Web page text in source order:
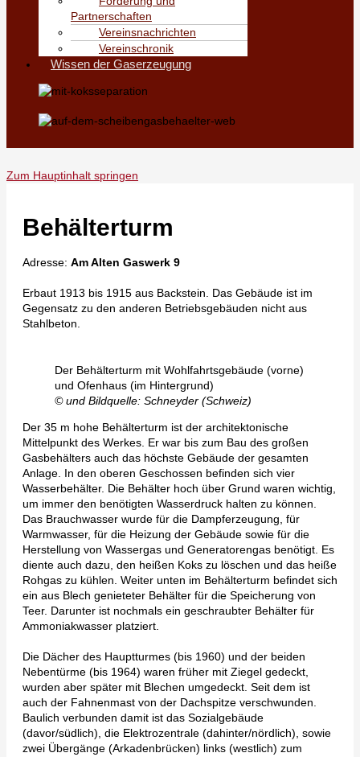
Partnerschaften
Vereinsnachrichten
Vereinschronik
Wissen der Gaserzeugung
Zum Hauptinhalt springen
Behälterturm
Adresse: Am Alten Gaswerk 9
Erbaut 1913 bis 1915 aus Backstein. Das Gebäude ist im
Gegensatz zu den anderen Betriebsgebäuden nicht aus
Stahlbeton.
Der Behälterturm mit Wohlfahrtsgebäude (vorne)
und Ofenhaus (im Hintergrund)
© und Bildquelle: Schneyder (Schweiz)
Der 35 m hohe Behälterturm ist der architektonische
Mittelpunkt des Werkes. Er war bis zum Bau des großen
Gasbehälters auch das höchste Gebäude der gesamten
Anlage. In den oberen Geschossen befinden sich vier
Wasserbehälter. Die Behälter hoch über Grund waren wichtig,
um immer den benötigten Wasserdruck halten zu können.
Das Brauchwasser wurde für die Dampferzeugung, für
Warmwasser, für die Heizung der Gebäude sowie für die
Herstellung von Wassergas und Generatorengas benötigt. Es
diente auch dazu, den heißen Koks zu löschen und das heiße
Rohgas zu kühlen. Weiter unten im Behälterturm befindet sich
ein aus Blech genieteter Behälter für die Speicherung von
Teer. Darunter ist nochmals ein geschraubter Behälter für
Ammoniakwasser platziert.
Die Dächer des Hauptturmes (bis 1960) und der beiden
Nebentürme (bis 1964) waren früher mit Ziegel gedeckt,
wurden aber später mit Blechen umgedeckt. Seit dem ist
auch der Fahnenmast von der Dachspitze verschwunden.
Baulich verbunden damit ist das Sozialgebäude
(davor/südlich), die Elektrozentrale (dahinter/nördlich), sowie
zwei Übergänge (Arkadenbrücken) links (westlich) zum